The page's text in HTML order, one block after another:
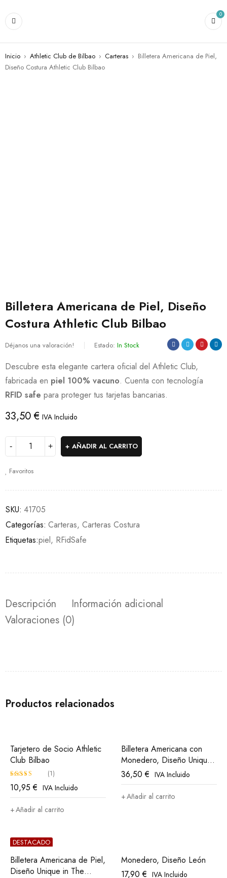
0
Inicio › Athletic Club de Bilbao › Carteras › Billetera Americana de Piel,
Diseño Costura Athletic Club Bilbao
Billetera Americana de Piel, Diseño
Costura Athletic Club Bilbao
Déjanos una valoración! Estado: In Stock
Descubre esta elegante cartera oficial del Athletic Club,
fabricada en piel 100% vacuno. Cuenta con tecnología
RFID safe para proteger tus tarjetas bancarias.
33,50€ IVA Incluido
AÑADIR AL CARRITO
Favoritos
SKU: 41705
Categorías: Carteras, Carteras Costura
Etiquetas:piel, RFidSafe
Descripción
Información adicional
Valoraciones (0)
Productos relacionados
Tarjetero de Socio Athletic
Club Bilbao
Valorado
con5.00
de 5
(1)
10,95€ IVA Incluido
Añadir al carrito
Billetera Americana con
Monedero, Diseño Unique
in The World Athletic Club
Bilbao
36,50€ IVA Incluido
Añadir al carrito
DESTACADO
Billetera Americana de Piel,
Diseño Unique in The
Monedero, Diseño León
17,90€ IVA Incluido